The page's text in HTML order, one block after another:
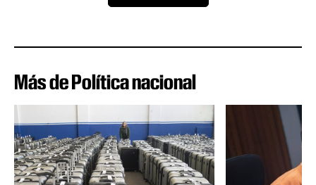
Más de Política nacional